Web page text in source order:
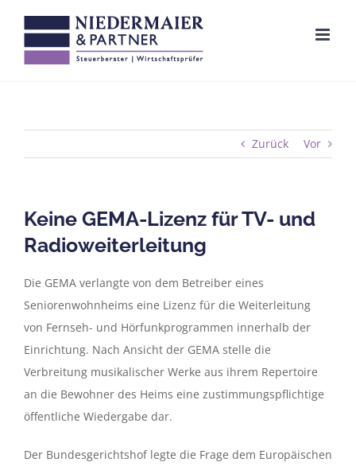
Inhalt
springen
Zurück Vor
Keine GEMA-Lizenz für TV- und
Radioweiterleitung
Die GEMA verlangte von dem Betreiber eines
Seniorenwohnheims eine Lizenz für die Weiterleitung
von Fernseh- und Hörfunkprogrammen innerhalb der
Einrichtung. Nach Ansicht der GEMA stelle die
Verbreitung musikalischer Werke aus ihrem Repertoire
an die Bewohner des Heims eine zustimmungspflichtige
öffentliche Wiedergabe dar.
Der Bundesgerichtshof legte die Frage dem Europäischen